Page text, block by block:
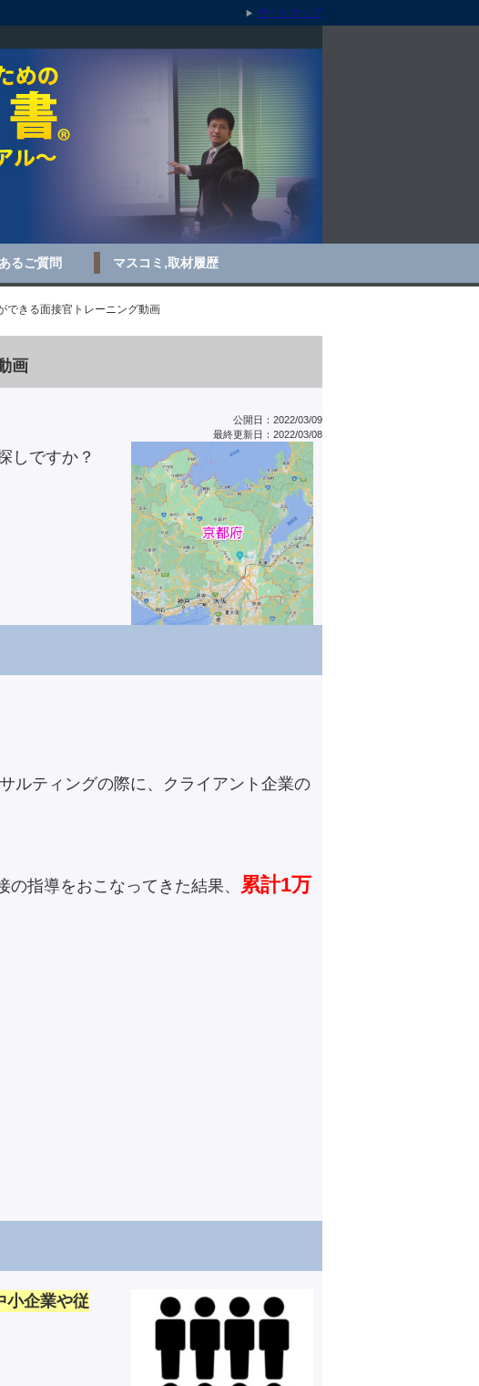
るご質問 マスコミ,取材履歴
できる面接官トレーニング動画
画
公開日：2022/03/09
最終更新日：2022/03/08
しですか？
ルティングの際に、クライアント企業の
指導をおこなってきた結果、 累計1万
小企業や従
サイトマップ